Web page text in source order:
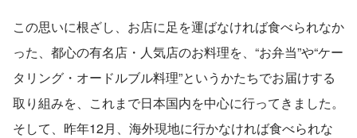
この思いに根ざし、お店に足を運ばなければ食べられなか
った、都心の有名店・人気店のお料理を、“お弁当”や“ケー
タリング・オードルブル料理”というかたちでお届けする
取り組みを、これまで日本国内を中心に行ってきました。
そして、昨年12月、海外現地に行かなければ食べられな